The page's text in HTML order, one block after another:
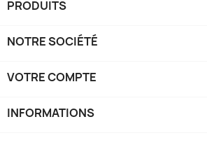
PRODUITS
NOTRE SOCIÉTÉ
VOTRE COMPTE
INFORMATIONS